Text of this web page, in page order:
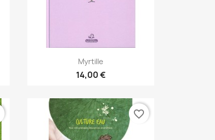
Aperçu rapide
Myrtille
14,00 €
favorite_border